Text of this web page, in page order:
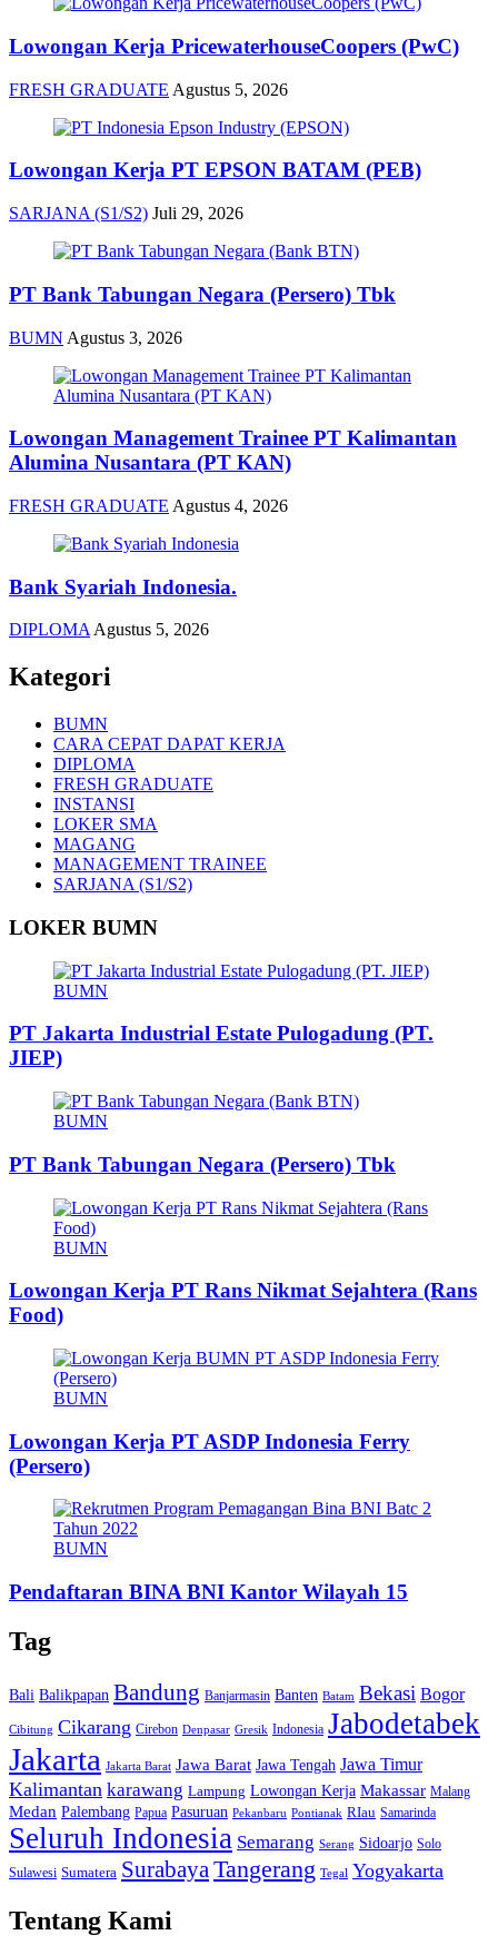
Lowongan Kerja PricewaterhouseCoopers (PwC)
FRESH GRADUATE Agustus 5, 2026
Lowongan Kerja PT EPSON BATAM (PEB)
SARJANA (S1/S2) Juli 29, 2026
PT Bank Tabungan Negara (Persero) Tbk
BUMN Agustus 3, 2026
Lowongan Management Trainee PT Kalimantan
Alumina Nusantara (PT KAN)
FRESH GRADUATE Agustus 4, 2026
Bank Syariah Indonesia.
DIPLOMA Agustus 5, 2026
Kategori
BUMN
CARA CEPAT DAPAT KERJA
DIPLOMA
FRESH GRADUATE
INSTANSI
LOKER SMA
MAGANG
MANAGEMENT TRAINEE
SARJANA (S1/S2)
LOKER BUMN
BUMN
PT Jakarta Industrial Estate Pulogadung (PT.
JIEP)
BUMN
PT Bank Tabungan Negara (Persero) Tbk
BUMN
Lowongan Kerja PT Rans Nikmat Sejahtera (Rans
Food)
BUMN
Lowongan Kerja PT ASDP Indonesia Ferry
(Persero)
BUMN
Pendaftaran BINA BNI Kantor Wilayah 15
Tag
Bali Balikpapan Bandung Banjarmasin Banten Batam Bekasi Bogor
Cibitung Cikarang Cirebon Denpasar Gresik Indonesia Jabodetabek
Jakarta Jakarta Barat Jawa Barat Jawa Tengah Jawa Timur
Kalimantan karawang Lampung Lowongan Kerja Makassar Malang
Medan Palembang Papua Pasuruan Pekanbaru Pontianak RIau Samarinda
Seluruh Indonesia Semarang Serang Sidoarjo Solo
Sulawesi Sumatera Surabaya Tangerang Tegal Yogyakarta
Tentang Kami